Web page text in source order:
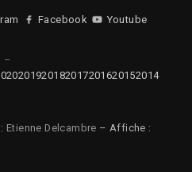
Facebook Youtube
201920182017201620152014
Etienne Delcambre – Affiche :